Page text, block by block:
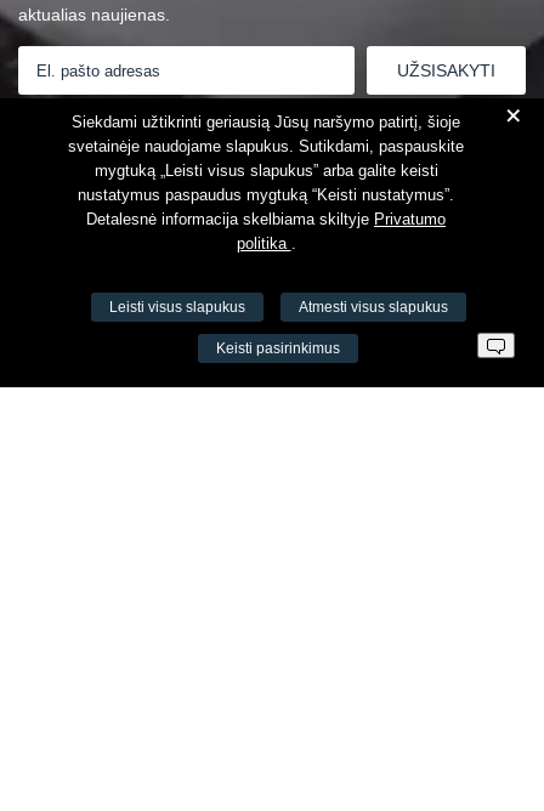
aktualias naujienas.
Susipažinau suPrivatumo politika
VŠĮ Fitneso mokymo centras AEROMIX
+
Siekdami užtikrinti geriausią Jūsų naršymo patirtį, šioje
svetainėje naudojame slapukus. Sutikdami, paspauskite
mygtuką „Leisti visus slapukus” arba galite keisti
nustatymus paspaudus mygtuką “Keisti nustatymus”.
Detalesnė informacija skelbiama skiltyje Privatumo
politika .
Leisti visus slapukus Atmesti visus slapukus
Keisti pasirinkimus